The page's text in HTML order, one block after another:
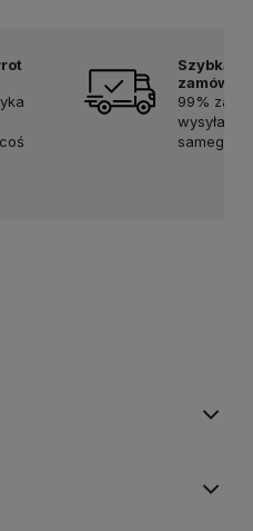
Szybka
zamówień
99%
wysyłamy
samego